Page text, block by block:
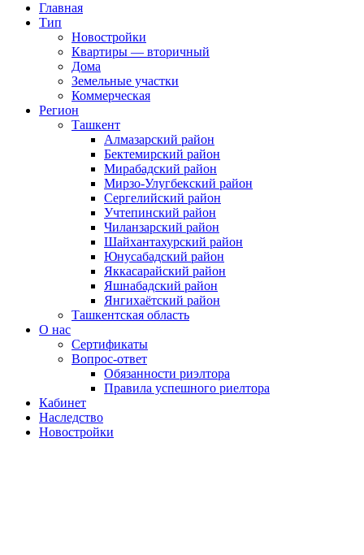
Главная
Тип
Новостройки
Квартиры — вторичный
Дома
Земельные участки
Коммерческая
Регион
Ташкент
Алмазарский район
Бектемирский район
Мирабадский район
Мирзо-Улугбекский район
Сергелийский район
Учтепинский район
Чиланзарский район
Шайхантахурский район
Юнусабадский район
Яккасарайский район
Яшнабадский район
Янгихаётский район
Ташкентская область
О нас
Сертификаты
Вопрос-ответ
Обязанности риэлтора
Правила успешного риелтора
Кабинет
Наследство
Новостройки